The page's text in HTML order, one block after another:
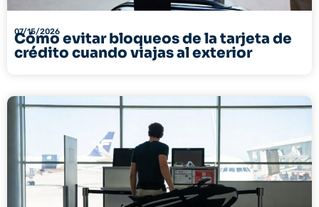
07/15/2026
Cómo evitar bloqueos de la tarjeta de
crédito cuando viajas al exterior